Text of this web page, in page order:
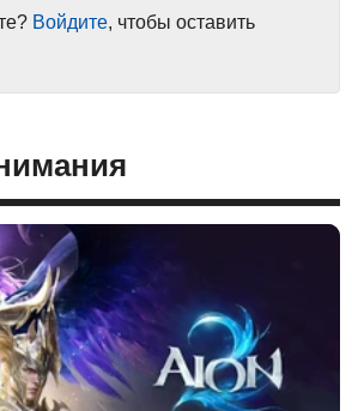
Войдите, чтобы оставить